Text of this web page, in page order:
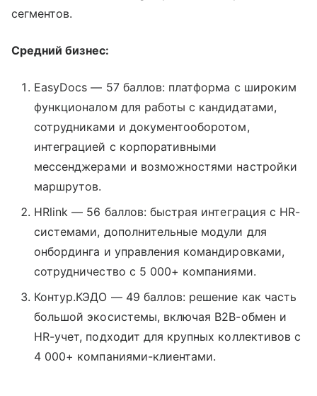
сегментов.
Средний бизнес:
EasyDocs — 57 баллов: платформа с широким
функционалом для работы с кандидатами,
сотрудниками и документооборотом,
интеграцией с корпоративными
мессенджерами и возможностями настройки
маршрутов.
HRlink — 56 баллов: быстрая интеграция с HR-
системами, дополнительные модули для
онбординга и управления командировками,
сотрудничество с 5 000+ компаниями.
Контур.КЭДО — 49 баллов: решение как часть
большой экосистемы, включая B2B-обмен и
HR-учет, подходит для крупных коллективов с
4 000+ компаниями-клиентами.